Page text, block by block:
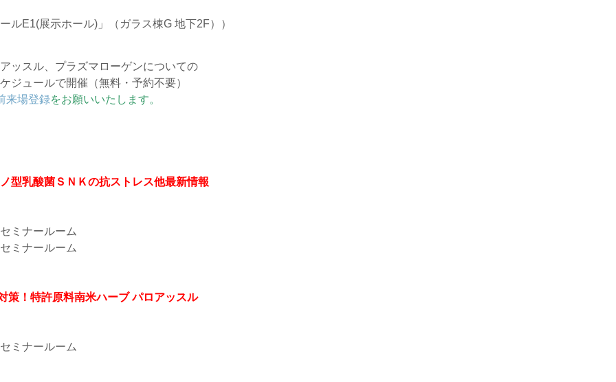
ルE1(展示ホール)」（ガラス棟G 地下2F））
ッスル、プラズマローゲンについての
ジュールで開催（無料・予約不要）
来場登録をお願いいたします。
型乳酸菌ＳＮＫの抗ストレス他最新情報
セミナールーム
セミナールーム
策！特許原料南米ハーブ パロアッスル
ミナールーム